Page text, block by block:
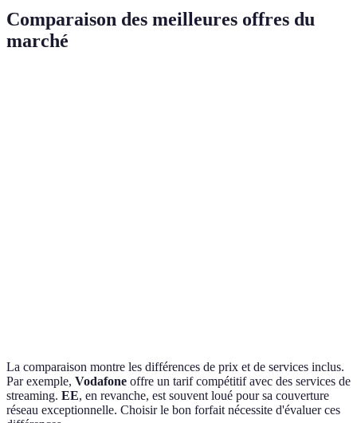
Comparaison des meilleures offres du
marché
La comparaison montre les différences de prix et de services inclus.
Par exemple, Vodafone offre un tarif compétitif avec des services de
streaming. EE, en revanche, est souvent loué pour sa couverture
réseau exceptionnelle. Choisir le bon forfait nécessite d'évaluer ces